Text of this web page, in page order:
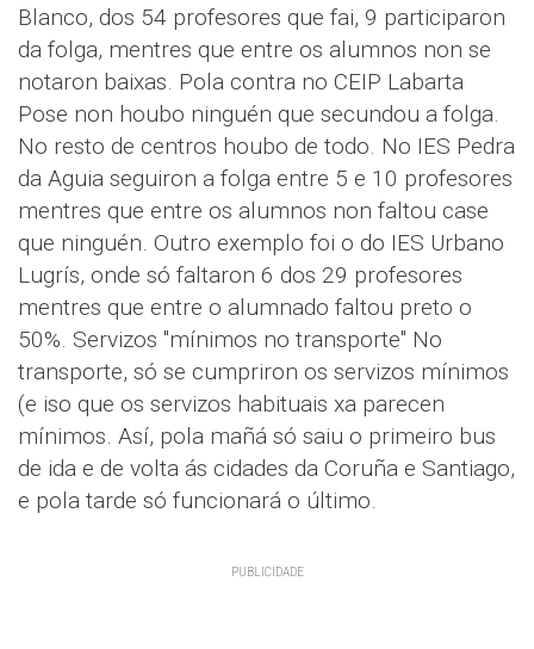
Blanco, dos 54 profesores que fai, 9 participaron
da folga, mentres que entre os alumnos non se
notaron baixas. Pola contra no CEIP Labarta
Pose non houbo ninguén que secundou a folga.
No resto de centros houbo de todo. No IES Pedra
da Aguia seguiron a folga entre 5 e 10 profesores
mentres que entre os alumnos non faltou case
que ninguén. Outro exemplo foi o do IES Urbano
Lugrís, onde só faltaron 6 dos 29 profesores
mentres que entre o alumnado faltou preto o
50%. Servizos "mínimos no transporte" No
transporte, só se cumpriron os servizos mínimos
(e iso que os servizos habituais xa parecen
mínimos. Así, pola mañá só saiu o primeiro bus
de ida e de volta ás cidades da Coruña e Santiago,
e pola tarde só funcionará o último.